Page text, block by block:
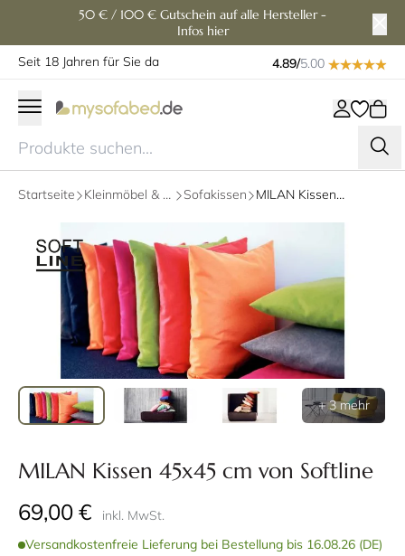
50 € / 100 € Gutschein auf alle Hersteller -
Infos hier
Seit 18 Jahren für Sie da
4.89/5.00
Startseite Kleinmöbel & Zubehör Sofakissen MILAN Kissen 45x45 cm von Softline
+ 3 mehr
MILAN Kissen 45x45 cm von Softline
69,00 €
inkl. MwSt.
Versandkostenfreie Lieferung bei Bestellung bis 16.08.26 (DE)